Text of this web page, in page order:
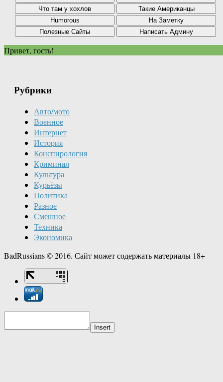
Привет, гость!
Рубрики
Авто/мото
Военное
Интернет
История
Конспирология
Криминал
Культура
Курьёзы
Политика
Разное
Смешное
Техника
Экономика
BadRussians © 2016. Сайт может содержать материалы 18+
Insert